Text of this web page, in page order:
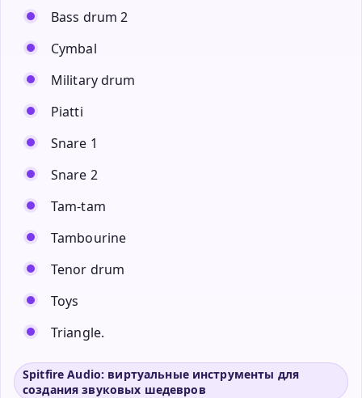
Bass drum 2
Cymbal
Military drum
Piatti
Snare 1
Snare 2
Tam-tam
Tambourine
Tenor drum
Toys
Triangle.
Spitfire Audio: виртуальные инструменты для
создания звуковых шедевров